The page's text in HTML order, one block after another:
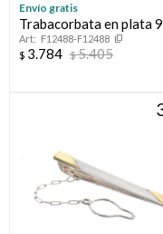
Envío gratis
Trabacorbata en plata
F12488-F12488
$ 3.784 $5.405
Graduación
Nacimiento
Compromiso
Día del niño